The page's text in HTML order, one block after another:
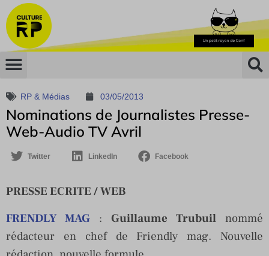
RP & Médias 03/05/2013
Nominations de Journalistes Presse-
Web-Audio TV Avril
Twitter LinkedIn Facebook
PRESSE ECRITE / WEB
FRENDLY MAG : Guillaume Trubuil nommé
rédacteur en chef de Friendly mag. Nouvelle